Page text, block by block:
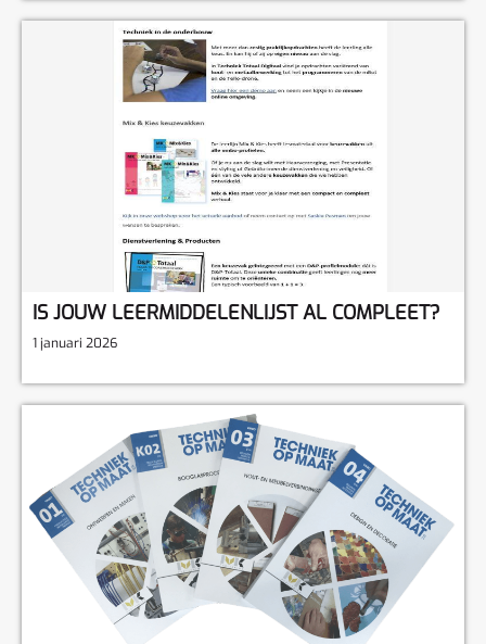
IS JOUW LEERMIDDELENLIJST AL COMPLEET?
1 januari 2026